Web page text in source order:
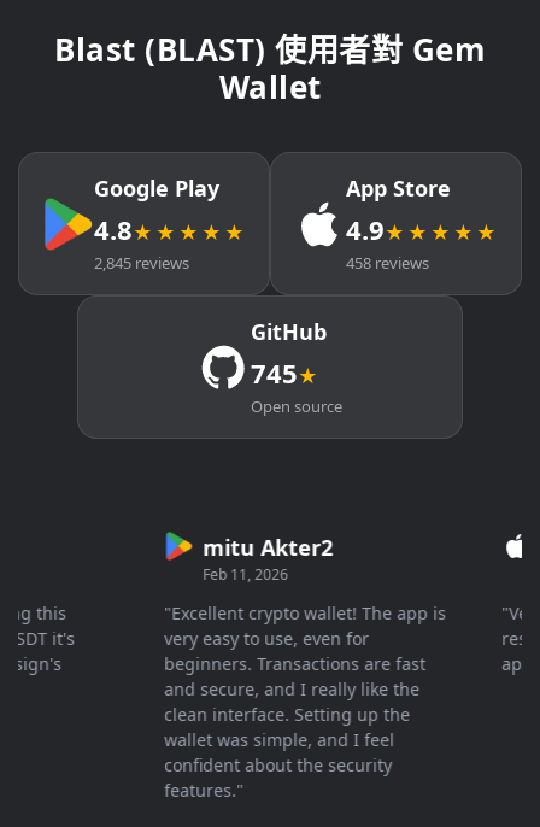
Blast (BLAST) 使用者對 Gem
Wallet
Google Play
4.8★★★★★
2,845 reviews
App Store
4.9★★★★★
458 reviews
GitHub
745★
Open source
it's
mitu Akter2
Feb 11, 2026
"Excellent crypto wallet! The app is
very easy to use, even for
beginners. Transactions are fast
and secure, and I really like the
clean interface. Setting up the
wallet was simple, and I feel
confident about the security
features."
"Very